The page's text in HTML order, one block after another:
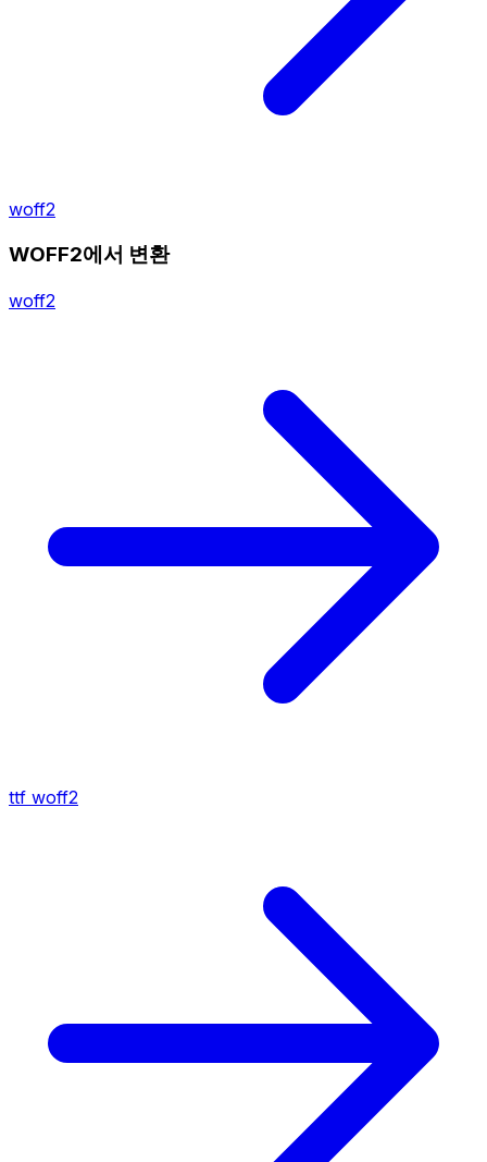
woff2
WOFF2에서 변환
woff2
ttf woff2